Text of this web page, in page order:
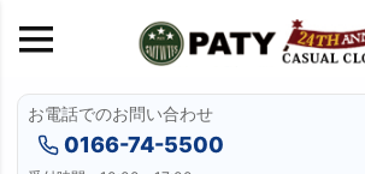
お電話でのお問い合わせ
0166-74-5500
キーワード